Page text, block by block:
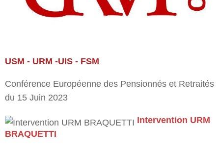
USM - URM -UIS - FSM
Conférence Européenne des Pensionnés et Retraités
du 15 Juin 2023
Intervention URM
BRAQUETTI